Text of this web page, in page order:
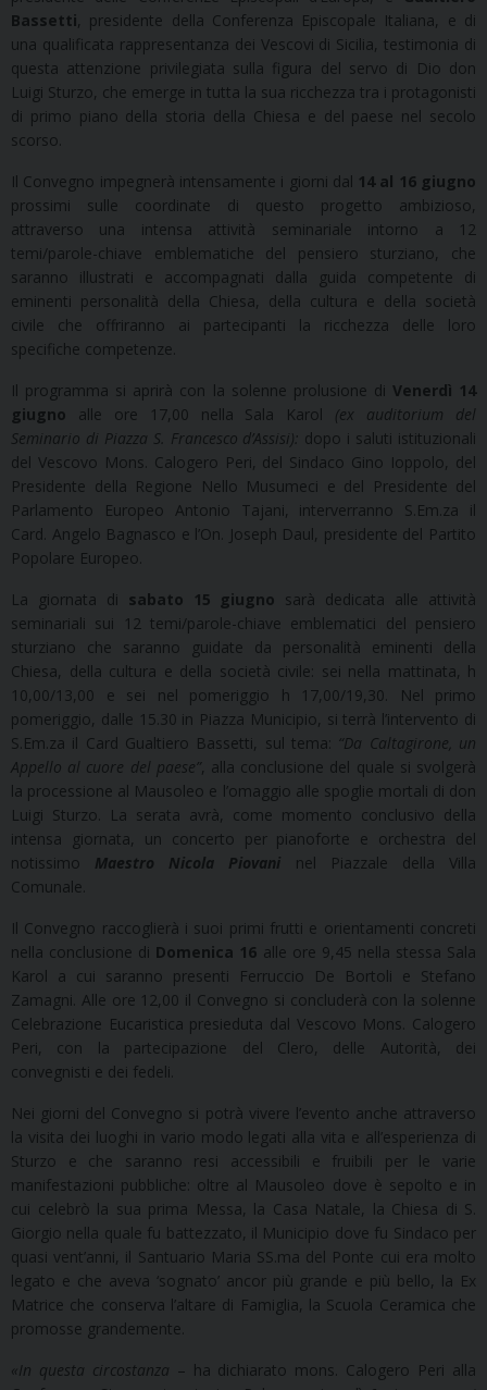
Bassetti, presidente della Conferenza Episcopale Italiana, e di
una qualificata rappresentanza dei Vescovi di Sicilia, testimonia di
questa attenzione privilegiata sulla figura del servo di Dio don
Luigi Sturzo, che emerge in tutta la sua ricchezza tra i protagonisti
di primo piano della storia della Chiesa e del paese nel secolo
scorso.
Il Convegno impegnerà intensamente i giorni dal 14 al 16 giugno
prossimi sulle coordinate di questo progetto ambizioso,
attraverso una intensa attività seminariale intorno a 12
temi/parole-chiave emblematiche del pensiero sturziano, che
saranno illustrati e accompagnati dalla guida competente di
eminenti personalità della Chiesa, della cultura e della società
civile che offriranno ai partecipanti la ricchezza delle loro
specifiche competenze.
Il programma si aprirà con la solenne prolusione di Venerdì 14
giugno alle ore 17,00 nella Sala Karol (ex auditorium del
Seminario di Piazza S. Francesco d’Assisi): dopo i saluti istituzionali
del Vescovo Mons. Calogero Peri, del Sindaco Gino Ioppolo, del
Presidente della Regione Nello Musumeci e del Presidente del
Parlamento Europeo Antonio Tajani, interverranno S.Em.za il
Card. Angelo Bagnasco e l’On. Joseph Daul, presidente del Partito
Popolare Europeo.
La giornata di sabato 15 giugno sarà dedicata alle attività
seminariali sui 12 temi/parole-chiave emblematici del pensiero
sturziano che saranno guidate da personalità eminenti della
Chiesa, della cultura e della società civile: sei nella mattinata, h
10,00/13,00 e sei nel pomeriggio h 17,00/19,30. Nel primo
pomeriggio, dalle 15.30 in Piazza Municipio, si terrà l’intervento di
S.Em.za il Card Gualtiero Bassetti, sul tema: “Da Caltagirone, un
Appello al cuore del paese”, alla conclusione del quale si svolgerà
la processione al Mausoleo e l’omaggio alle spoglie mortali di don
Luigi Sturzo. La serata avrà, come momento conclusivo della
intensa giornata, un concerto per pianoforte e orchestra del
notissimo Maestro Nicola Piovani nel Piazzale della Villa
Comunale.
Il Convegno raccoglierà i suoi primi frutti e orientamenti concreti
nella conclusione di Domenica 16 alle ore 9,45 nella stessa Sala
Karol a cui saranno presenti Ferruccio De Bortoli e Stefano
Zamagni. Alle ore 12,00 il Convegno si concluderà con la solenne
Celebrazione Eucaristica presieduta dal Vescovo Mons. Calogero
Peri, con la partecipazione del Clero, delle Autorità, dei
convegnisti e dei fedeli.
Nei giorni del Convegno si potrà vivere l’evento anche attraverso
la visita dei luoghi in vario modo legati alla vita e all’esperienza di
Sturzo e che saranno resi accessibili e fruibili per le varie
manifestazioni pubbliche: oltre al Mausoleo dove è sepolto e in
cui celebrò la sua prima Messa, la Casa Natale, la Chiesa di S.
Giorgio nella quale fu battezzato, il Municipio dove fu Sindaco per
quasi vent’anni, il Santuario Maria SS.ma del Ponte cui era molto
legato e che aveva ‘sognato’ ancor più grande e più bello, la Ex
Matrice che conserva l’altare di Famiglia, la Scuola Ceramica che
promosse grandemente.
«In questa circostanza – ha dichiarato mons. Calogero Peri alla